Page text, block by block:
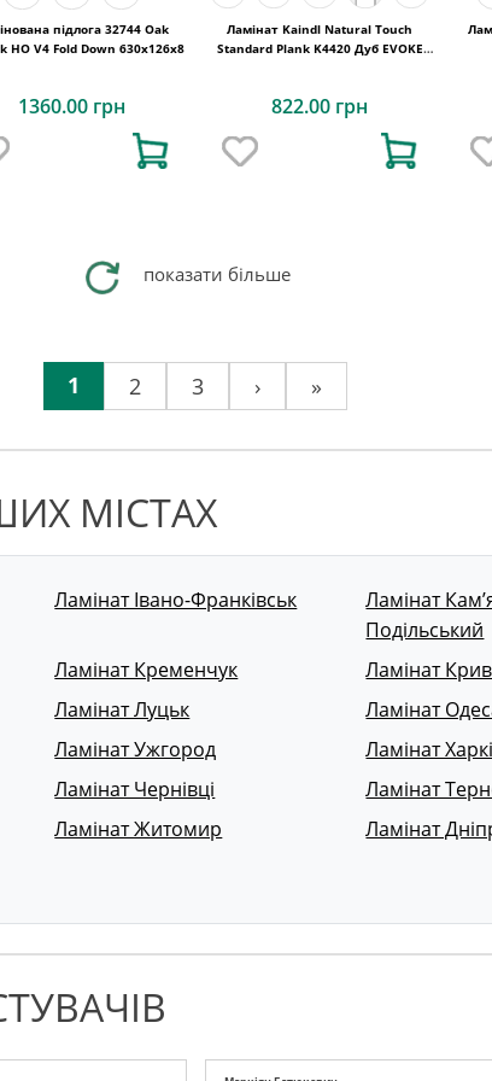
підлога 32744 Oak
HO V4 Fold Down 630x126x8
1360.00 грн
Ламінат Kaindl Natural Touch
Standard Plank K4420 Дуб EVOKE
822.00 грн
показати більше
1 2 3 › »
МІСТАХ
Ламінат Івано-Франківськ
Ламінат
Подільський
Ламінат Кременчук
Ламінат
Ламінат Луцьк
Ламінат
Ламінат Ужгород
Ламінат
Ламінат Чернівці
Ламінат
Ламінат Житомир
Ламінат